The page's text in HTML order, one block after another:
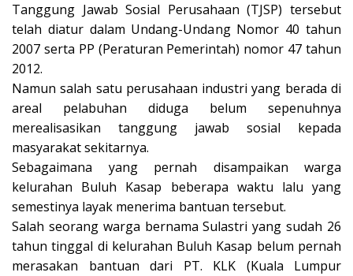
Tanggung Jawab Sosial Perusahaan (TJSP) tersebut
telah diatur dalam Undang-Undang Nomor 40 tahun
2007 serta PP (Peraturan Pemerintah) nomor 47 tahun
2012.
Namun salah satu perusahaan industri yang berada di
areal pelabuhan diduga belum sepenuhnya
merealisasikan tanggung jawab sosial kepada
masyarakat sekitarnya.
Sebagaimana yang pernah disampaikan warga
kelurahan Buluh Kasap beberapa waktu lalu yang
semestinya layak menerima bantuan tersebut.
Salah seorang warga bernama Sulastri yang sudah 26
tahun tinggal di kelurahan Buluh Kasap belum pernah
merasakan bantuan dari PT. KLK (Kuala Lumpur